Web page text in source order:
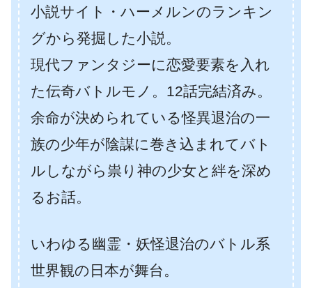
小説サイト・ハーメルンのランキン
グから発掘した小説。
現代ファンタジーに恋愛要素を入れ
た伝奇バトルモノ。12話完結済み。
余命が決められている怪異退治の一
族の少年が陰謀に巻き込まれてバト
ルしながら祟り神の少女と絆を深め
るお話。
いわゆる幽霊・妖怪退治のバトル系
世界観の日本が舞台。